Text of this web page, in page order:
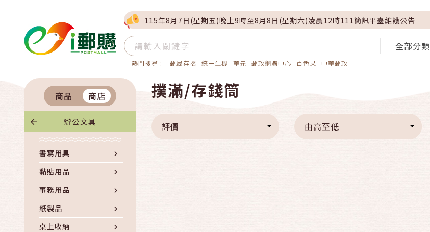
115年8月7日(星期五)晚上9時至8月8日(星期六)凌晨12時111簡訊平臺維護公告
全部分類
熱門搜尋 : 郵局存摺 統一生機 華元 郵政網購中心 百香果 中華郵政
商品 商店
辦公文具
書寫用具
黏貼用品
事務用品
紙製品
桌上收納
撲滿/存錢筒
評價 由高至低